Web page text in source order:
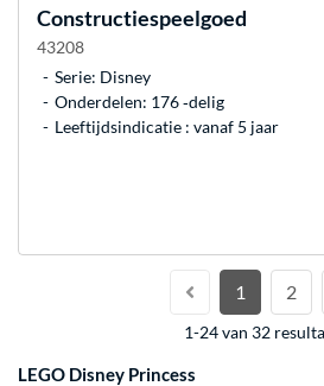
Constructiespeelgoed
43208
Serie: Disney
Onderdelen: 176 ‐delig
Leeftijdsindicatie : vanaf 5 jaar
1 2
1-24 van 32
LEGO Disney Princess